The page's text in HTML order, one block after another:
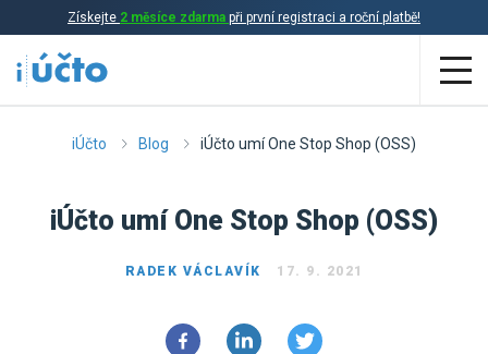
Získejte 2 měsíce zdarma při první registraci a roční platbě!
Aplikace
Daňová evidence
Přehled funkcí
iÚčto Blog iÚčto umí One Stop Shop (OSS)
iÚčto umí One Stop Shop (OSS)
RADEK VÁCLAVÍK 17. 9. 2021